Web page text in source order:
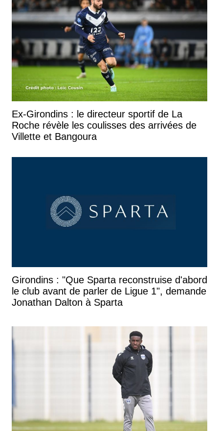
Ex-Girondins : le directeur sportif de La
Roche révèle les coulisses des arrivées de
Villette et Bangoura
Girondins : "Que Sparta reconstruise d'abord
le club avant de parler de Ligue 1", demande
Jonathan Dalton à Sparta